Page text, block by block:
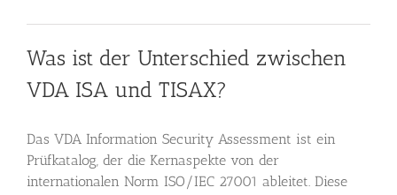
Was ist der Unterschied zwischen
VDA ISA und TISAX?
Das VDA Information Security Assessment ist ein
Prüfkatalog, der die Kernaspekte von der
internationalen Norm ISO/IEC 27001 ableitet. Diese